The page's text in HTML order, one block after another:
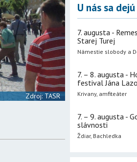
Zdroj: TASR
U nás sa
7. augusta -
Starej Turej
Námestie slobody a
7. – 8. augusta -
festival Jána
Krivany, amfiteáter
7. – 9. augusta -
slávnosti
Ždiar, Bachledka